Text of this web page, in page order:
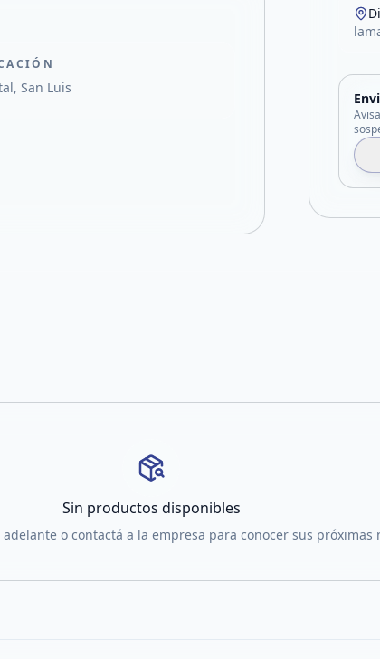
San Luis
Sin productos disponibles
o contactá a la empresa para conocer sus próximas